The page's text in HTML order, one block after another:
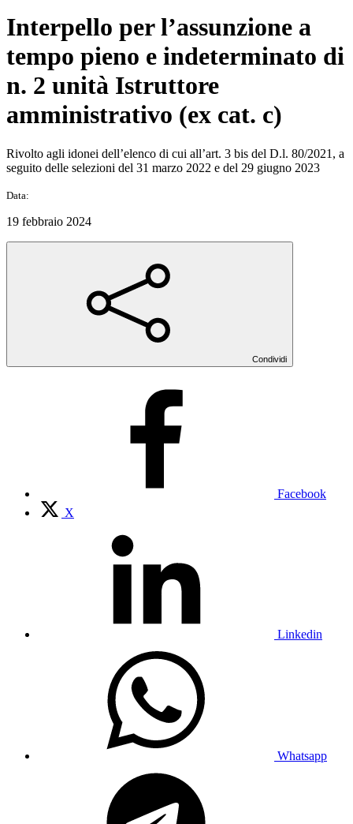
Interpello per l’assunzione a
tempo pieno e indeterminato di
n. 2 unità Istruttore
amministrativo (ex cat. c)
Rivolto agli idonei dell’elenco di cui all’art. 3 bis del D.l. 80/2021, a
seguito delle selezioni del 31 marzo 2022 e del 29 giugno 2023
Data:
19 febbraio 2024
Condividi
Facebook
X
Linkedin
Whatsapp